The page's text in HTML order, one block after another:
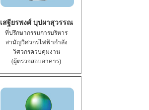
เสฐียรพงศ์ บุปผาสุวรรณ
ที่ปรึกษากรรมการบริหาร
สามัญวิศวกรไฟฟ้ากำลัง
วิศวกรควบคุมงาน
(ผู้ตรวจสอบอาคาร)